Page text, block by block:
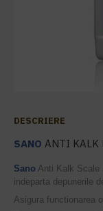
DESCRIERE
SANO ANTI KALK
Sano Anti Kalk Scale
indeparta depunerile
Asigura functionarea